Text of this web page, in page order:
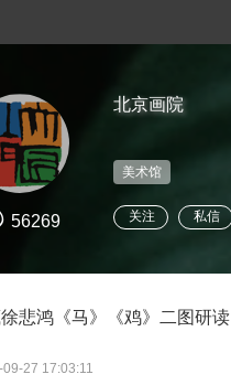
56269
北京画院
美术馆
关注 私信
悲鸿《马》《鸡》二图研读
27 17:03:11